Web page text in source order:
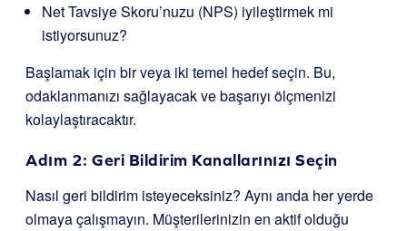
Net Tavsiye Skoru’nuzu (NPS) iyileştirmek mi
istiyorsunuz?
Başlamak için bir veya iki temel hedef seçin. Bu,
odaklanmanızı sağlayacak ve başarıyı ölçmenizi
kolaylaştıracaktır.
Adım 2: Geri Bildirim Kanallarınızı Seçin
Nasıl geri bildirim isteyeceksiniz? Aynı anda her yerde
olmaya çalışmayın. Müşterilerinizin en aktif olduğu